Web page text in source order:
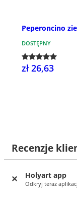
Holyart app
Odkryj teraz
Peperoncino
DOSTĘPNY
zł 26,63
Recenzje